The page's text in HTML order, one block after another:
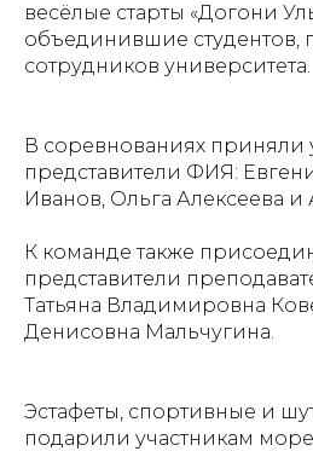
весёлые старты «Догони
объединившие студентов,
сотрудников университета.
В соревнованиях приняли
представители ФИЯ:
Иванов, Ольга Алексеева и
К команде также
представители
Татьяна Владимировна
Денисовна Мальчугина.
Эстафеты, спортивные и
подарили участникам